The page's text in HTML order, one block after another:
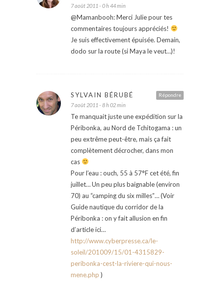
7 août 2011 - 0 h 44 min
@Mamanbooh: Merci Julie pour tes
commentaires toujours appréciés!
Je suis effectivement épuisée. Demain,
dodo sur la route (si Maya le veut…)!
Répondre
SYLVAIN BÉRUBÉ
7 août 2011 - 8 h 02 min
Te manquait juste une expédition sur la
Péribonka, au Nord de Tchitogama : un
peu extrême peut-être, mais ça fait
complètement décrocher, dans mon
cas
Pour l’eau : ouch, 55 à 57°F cet été, fin
juillet… Un peu plus baignable (environ
70) au “camping du six milles”… (Voir
Guide nautique du corridor de la
Péribonka : on y fait allusion en fin
d’article ici…
http://www.cyberpresse.ca/le-
soleil/201009/15/01-4315829-
peribonka-cest-la-riviere-qui-nous-
mene.php )